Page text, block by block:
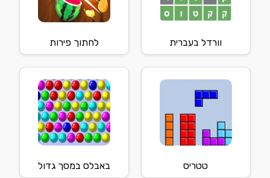
וורדל בעברית לחתוך פירות
טטריס באבלס במסך גדול